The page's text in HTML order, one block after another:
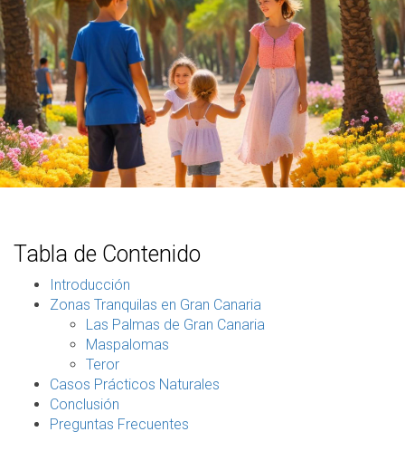
Tabla de Contenido
Introducción
Zonas Tranquilas en Gran Canaria
Las Palmas de Gran Canaria
Maspalomas
Teror
Casos Prácticos Naturales
Conclusión
Preguntas Frecuentes